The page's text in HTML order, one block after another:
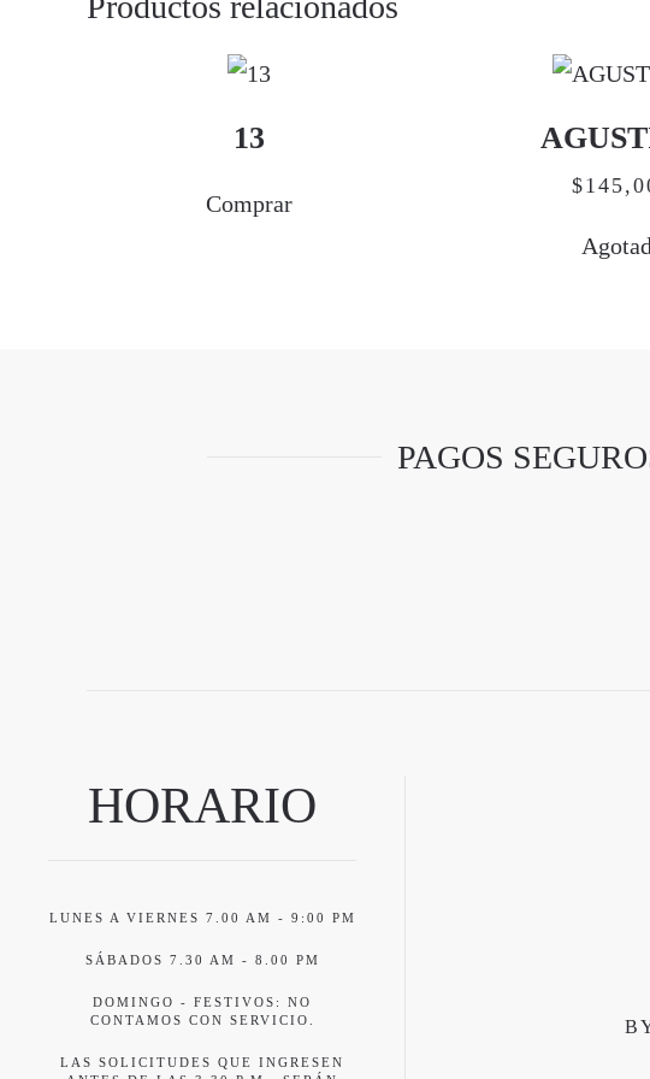
13
Comprar
$
PAGOS
HORARIO
LUNES A VIERNES 7.00 AM - 9:00 PM
SÁBADOS 7.30 AM - 8.00 PM
DOMINGO - FESTIVOS: NO
CONTAMOS CON SERVICIO.
LAS SOLICITUDES QUE INGRESEN